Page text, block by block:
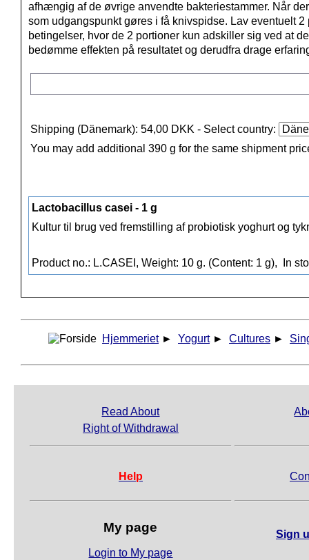
afhængig af de øvrige anvendte bakteriestammer. Når
som udgangspunkt gøres i få knivspidse. Lav eventuelt
betingelser, hvor de 2 portioner kun adskiller sig ved at
bedømme effekten på resultatet og derudfra drage
Shipping (Dänemark): 54,00 DKK - Select country:
You may add additional 390 g for the same shipment
Lactobacillus casei - 1 g
Kultur til brug ved fremstilling af probiotisk yoghurt og
Product no.: L.CASEI, Weight: 10 g. (Content: 1 g), In
Hjemmeriet ► Yogurt ► Cultures ►
Read About
Right of Withdrawal
Help
My page
Login to My page
Sign